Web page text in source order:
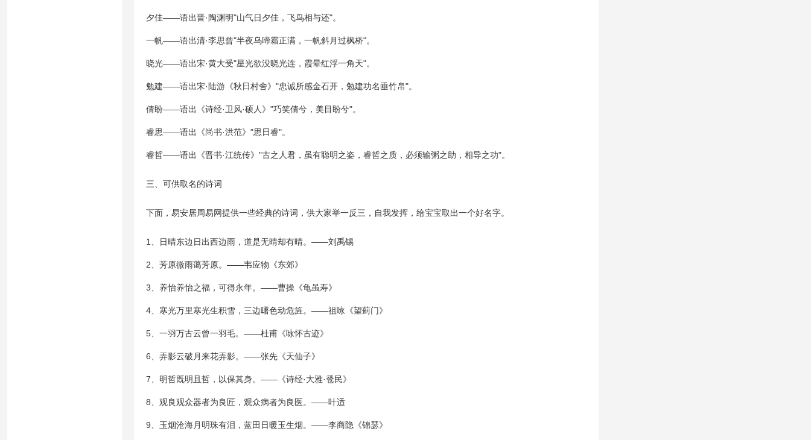
夕佳——语出晋·陶渊明"山气日夕佳，飞鸟相与还"。
一帆——语出清·李思曾"半夜乌啼霜正满，一帆斜月过枫桥"。
晓光——语出宋·黄大受"星光欲没晓光连，霞晕红浮一角天"。
勉建——语出宋·陆游《秋日村舍》"忠诚所感金石开，勉建功名垂竹帛"。
倩盼——语出《诗经·卫风·硕人》"巧笑倩兮，美目盼兮"。
睿思——语出《尚书·洪范》"思日睿"。
睿哲——语出《晋书·江统传》"古之人君，虽有聪明之姿，睿哲之质，必须输粥之助，相导之功"。
三、可供取名的诗词
下面，易安居周易网提供一些经典的诗词，供大家举一反三，自我发挥，给宝宝取出一个好名字。
1、日晴东边日出西边雨，道是无晴却有晴。——刘禹锡
2、芳原微雨蔼芳原。——韦应物《东郊》
3、养怡养怡之福，可得永年。——曹操《龟虽寿》
4、寒光万里寒光生积雪，三边曙色动危旌。——祖咏《望蓟门》
5、一羽万古云曾一羽毛。——杜甫《咏怀古迹》
6、弄影云破月来花弄影。——张先《天仙子》
7、明哲既明且哲，以保其身。——《诗经·大雅·卺民》
8、观良观众器者为良匠，观众病者为良医。——叶适
9、玉烟沧海月明珠有泪，蓝田日暖玉生烟。——李商隐《锦瑟》